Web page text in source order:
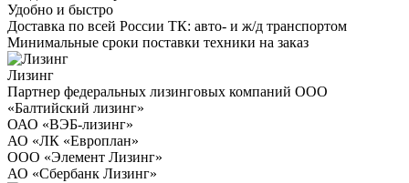
Удобно и быстро
Доставка по всей России ТК: авто- и ж/д транспортом
Минимальные сроки поставки техники на заказ
Лизинг
Партнер федеральных лизинговых компаний ООО
«Балтийский лизинг»
ОАО «ВЭБ-лизинг»
АО «ЛК «Европлан»
ООО «Элемент Лизинг»
АО «Сбербанк Лизинг»